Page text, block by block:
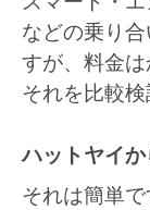
などの乗り
すが、料金は
それを比較検
ハットヤイ
それは簡単